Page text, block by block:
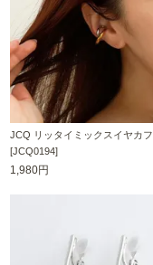
JCQ リッタイミックスイヤカフ
[JCQ0194]
1,980円